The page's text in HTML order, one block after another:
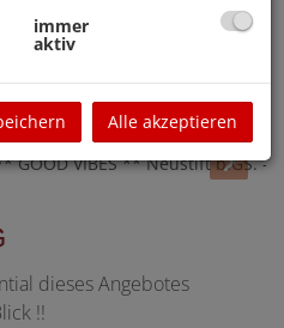
dieses Angebotes
!!
immer
aktiv
Alle akzeptieren